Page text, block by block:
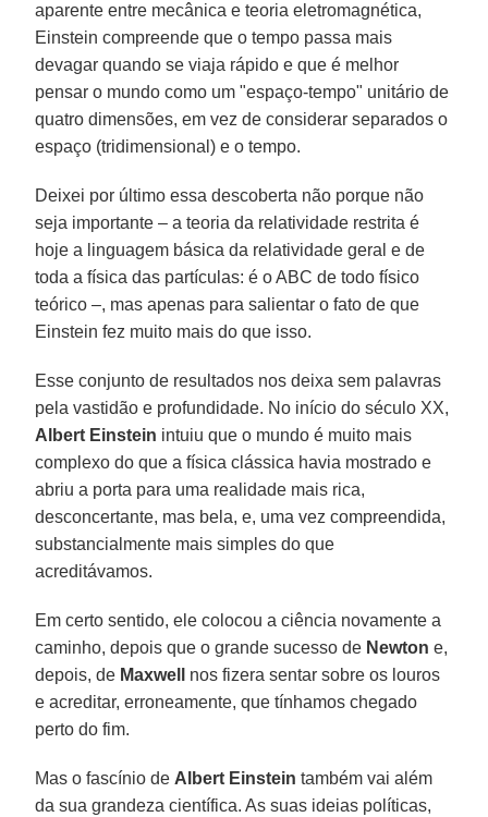
aparente entre mecânica e teoria eletromagnética,
Einstein compreende que o tempo passa mais
devagar quando se viaja rápido e que é melhor
pensar o mundo como um "espaço-tempo" unitário de
quatro dimensões, em vez de considerar separados o
espaço (tridimensional) e o tempo.
Deixei por último essa descoberta não porque não
seja importante – a teoria da relatividade restrita é
hoje a linguagem básica da relatividade geral e de
toda a física das partículas: é o ABC de todo físico
teórico –, mas apenas para salientar o fato de que
Einstein fez muito mais do que isso.
Esse conjunto de resultados nos deixa sem palavras
pela vastidão e profundidade. No início do século XX,
Albert Einstein intuiu que o mundo é muito mais
complexo do que a física clássica havia mostrado e
abriu a porta para uma realidade mais rica,
desconcertante, mas bela, e, uma vez compreendida,
substancialmente mais simples do que
acreditávamos.
Em certo sentido, ele colocou a ciência novamente a
caminho, depois que o grande sucesso de Newton e,
depois, de Maxwell
nos fizera sentar sobre os louros
e acreditar, erroneamente, que tínhamos chegado
perto do fim.
Mas o fascínio de Albert Einstein também vai além
da sua grandeza científica. As suas ideias políticas,